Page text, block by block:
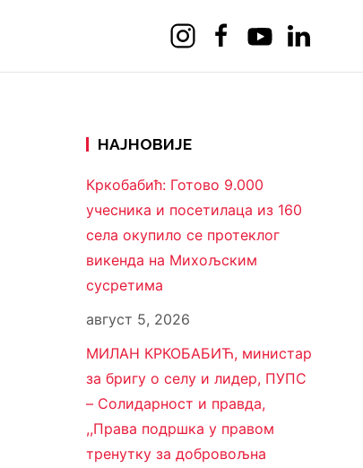
НАЈНОВИЈЕ
Кркобабић: Готово 9.000
учесника и посетилаца из 160
села окупило се протеклог
викенда на Михољским
сусретима
август 5, 2026
МИЛАН КРКОБАБИЋ, министар
за бригу о селу и лидер, ПУПС
– Солидарност и правда,
,,Права подршка у правом
тренутку за добровољна